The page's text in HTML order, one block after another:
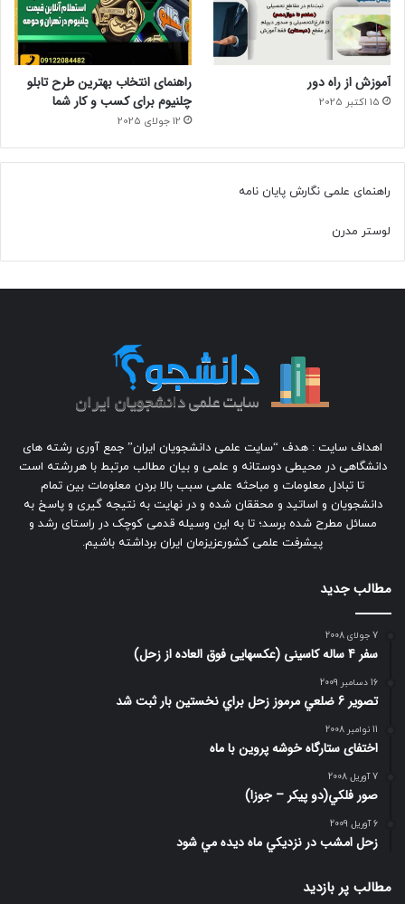
آموزش از راه دور
15 اکتبر 2025
راهنمای انتخاب بهترین طرح تابلو
چلنیوم برای کسب و کار شما
12 جولای 2025
راهنمای علمی نگارش پایان نامه
لوستر مدرن
اهداف سایت : هدف “سایت علمی دانشجویان ایران” جمع آوری رشته های
دانشگاهی در محیطی دوستانه و علمی و بیان مطالب مرتبط با هررشته است
تا تبادل معلومات و مباحثه علمی سبب بالا بردن معلومات بین تمام
دانشجویان و اساتید و محققان شده و در نهایت به نتیجه گیری و پاسخ به
مسائل مطرح شده برسد؛ تا به این وسیله قدمی کوچک در راستای رشد و
پیشرفت علمی کشورعزیزمان ایران برداشته باشیم.
مطالب جدید
7 جولای 2008
سفر 4 ساله کاسینی (عکسهایی فوق العاده از زحل)
16 دسامبر 2009
تصوير 6 ضلعي مرموز زحل براي نخستين بار ثبت شد
11 نوامبر 2008
اختفای ستارگاه خوشه پروین با ماه
7 آوریل 2008
صور فلكي(دو پیکر – جوزا)
6 آوریل 2009
زحل امشب در نزديكي ماه ديده مي شود
مطالب پر بازدید